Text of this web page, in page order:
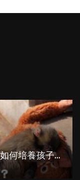
從
小獼猴Panchi 看：依附理論如何培養孩子心理韌性？